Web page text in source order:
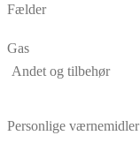
Fælder
Gas
Andet og tilbehør
Personlige værnemidler